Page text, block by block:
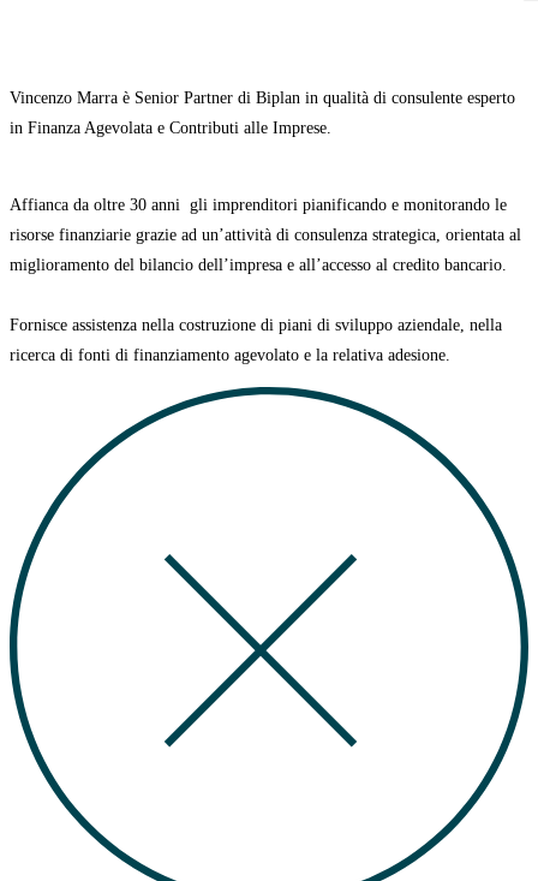
Vincenzo Marra è Senior Partner di Biplan in qualità di consulente esperto
in Finanza Agevolata e Contributi alle Imprese.
Affianca da oltre 30 anni gli imprenditori pianificando e monitorando le
risorse finanziarie grazie ad un’attività di consulenza strategica, orientata al
miglioramento del bilancio dell’impresa e all’accesso al credito bancario.
Fornisce assistenza nella costruzione di piani di sviluppo aziendale, nella
ricerca di fonti di finanziamento agevolato e la relativa adesione.